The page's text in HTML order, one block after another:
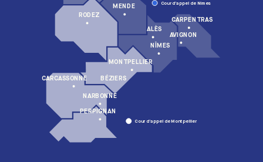
Cour d’appel de Nîmes
Cour d’appel de Montpellier
MONTPELLIER
NÎMES
ALÈS
AVIGNON
CARPENTRAS
MENDE
RODEZ
BÉZIERS
NARBONNE
CARCASSONNE
PERPIGNAN